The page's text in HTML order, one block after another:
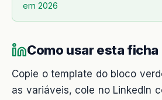
em 2026
Como usar esta ficha
Copie o template do bloco
as variáveis, cole no LinkedIn